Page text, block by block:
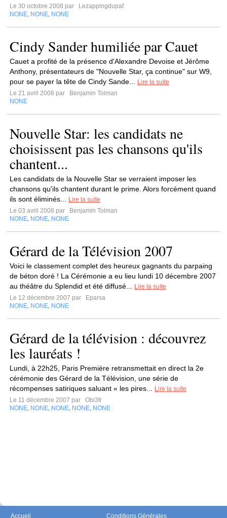
Le 30 octobre 2008 par
Lezappingdupaf
NONE NONE NONE
Cindy Sander humiliée par Cauet
Cauet a profité de la présence d'Alexandre Devoise et Jérôme
Anthony, présentateurs de "Nouvelle Star, ça continue" sur W9,
pour se payer la tête de Cindy Sande...
Lire la suite
Le 21 avril 2008 par
Benjamin Tolman
NONE
Nouvelle Star: les candidats ne
choisissent pas les chansons qu'ils
chantent...
Les candidats de la Nouvelle Star se verraient imposer les
chansons qu'ils chantent durant le prime. Alors forcément quand
ils sont éliminés...
Lire la suite
Le 03 avril 2008 par
Benjamin Tolman
NONE NONE NONE
Gérard de la Télévision 2007
Voici le classement complet des heureux gagnants du parpaing
de béton doré ! La Cérémonie a eu lieu lundi 10 décembre 2007
au théâtre du Splendid et été diffusé...
Lire la suite
Le 12 décembre 2007 par
Eparsa
NONE NONE NONE
Gérard de la télévision : découvrez
les lauréats !
Lundi, à 22h25, Paris Première retransmettait en direct la 2e
cérémonie des Gérard de la Télévision, une série de
récompenses satiriques saluant « les pires...
Lire la suite
Le 11 décembre 2007 par
Obi3fr
NONE NONE NONE NONE NONE
Accueil Conditions Générales